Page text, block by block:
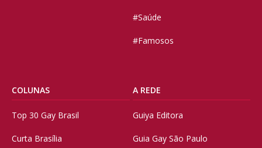
#Saúde
#Famosos
COLUNAS
Top 30 Gay Brasil
Curta Brasília
A REDE
Guiya Editora
Guia Gay São Paulo